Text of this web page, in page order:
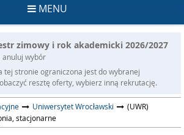
MENU
zimowy i rok akademicki 2026/2027
anuluj wybór
tej stronie ograniczona jest do wybranej
resztę oferty, wybierz inną rekrutację.
Uniwersytet Wrocławski
(UWR)
stacjonarne